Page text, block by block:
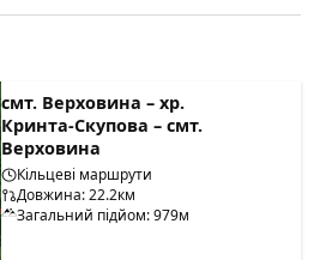
смт. Верховина – хр.
Кринта-Скупова – смт.
Верховина
Кільцеві маршрути
Довжина: 22.2км
Загальний підйом: 979м